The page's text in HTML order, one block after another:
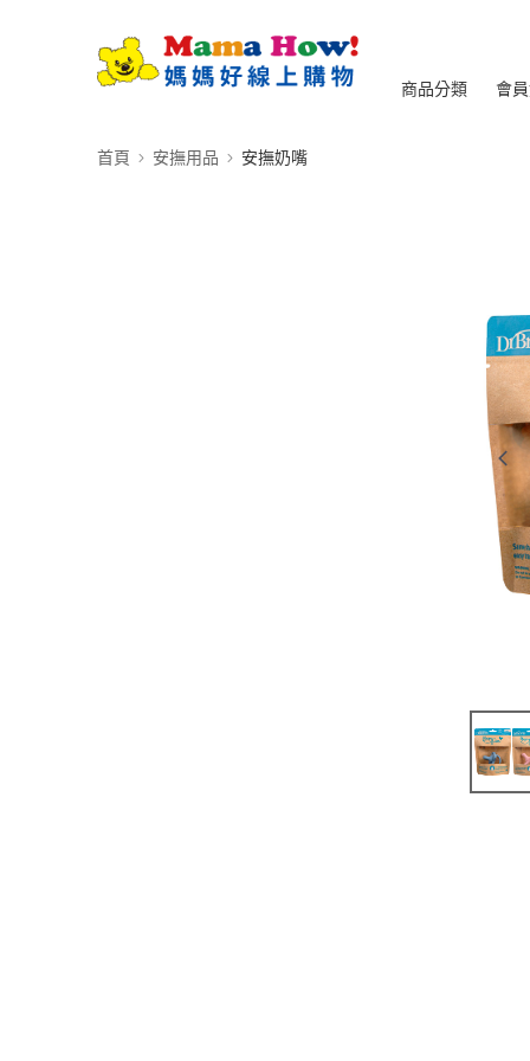
商品分類 會
首頁 安撫用品 安撫奶嘴